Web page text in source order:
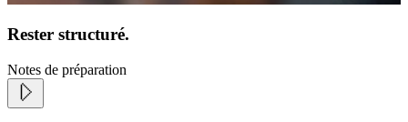
Rester structuré.
Notes de préparation